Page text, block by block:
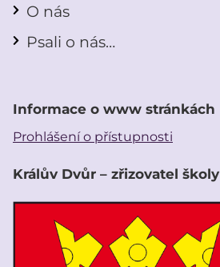
O nás
Psali o nás…
Informace o www stránkách
Prohlášení o přístupnosti
Králův Dvůr – zřizovatel školy